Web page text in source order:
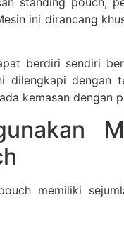
ini dirancang
berdiri sendiri
dilengkapi dengan
kemasan dengan
memiliki